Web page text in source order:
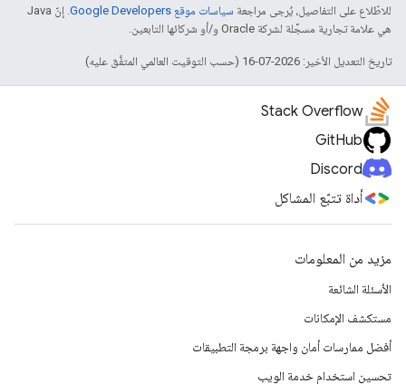
للاطّلاع على التفاصيل، يُرجى مراجعة سياسات موقع Google Developers‏
. إنّ Java
هي علامة تجارية مسجَّلة لشركة Oracle و/أو شركائها التابعين.
تاريخ التعديل الأخير: 2026-07-16 (حسب التوقيت العالمي المتفَّق عليه)
Stack Overflow
GitHub
Discord
أداة تتبّع المشاكل
مزيد من المعلومات
الأسئلة الشائعة
مستكشف الإمكانات
أفضل ممارسات أمان واجهة برمجة التطبيقات
تحسين استخدام خدمة الويب